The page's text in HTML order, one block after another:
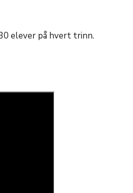
elever på hvert trinn.